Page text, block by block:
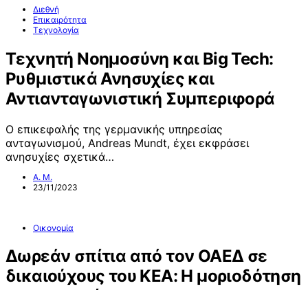
Διεθνή
Επικαιρότητα
Τεχνολογία
Τεχνητή Νοημοσύνη και Big Tech:
Ρυθμιστικά Ανησυχίες και
Αντιανταγωνιστική Συμπεριφορά
Ο επικεφαλής της γερμανικής υπηρεσίας
ανταγωνισμού, Andreas Mundt, έχει εκφράσει
ανησυχίες σχετικά…
Α. Μ.
23/11/2023
Οικονομία
Δωρεάν σπίτια από τον ΟΑΕΔ σε
δικαιούχους του ΚΕΑ: Η μοριοδότηση